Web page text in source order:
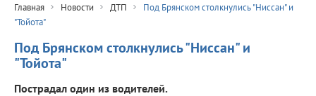
Главная Новости ДТП
Под Брянском столкнулись "Ниссан" и
"Тойота"
Под Брянском столкнулись "Ниссан" и
"Тойота"
Пострадал один из водителей.